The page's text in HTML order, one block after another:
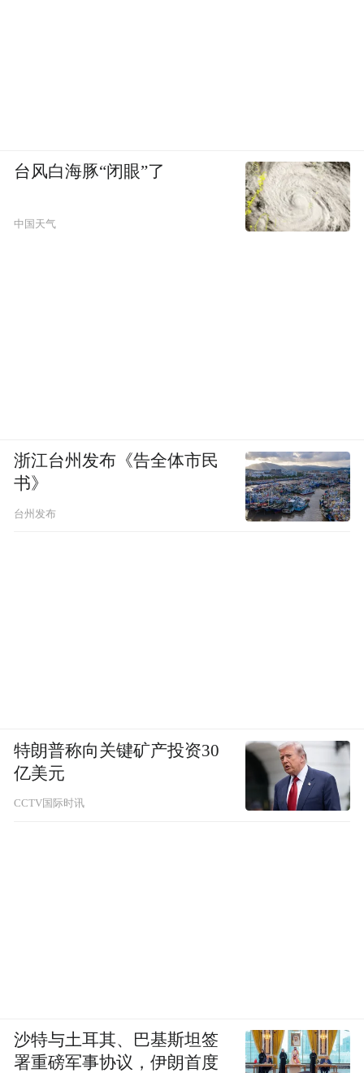
台风白海豚“闭眼”了
中国天气
浙江台州发布《告全体市民
书》
台州发布
特朗普称向关键矿产投资30
亿美元
CCTV国际时讯
沙特与土耳其、巴基斯坦签
署重磅军事协议，伊朗首度